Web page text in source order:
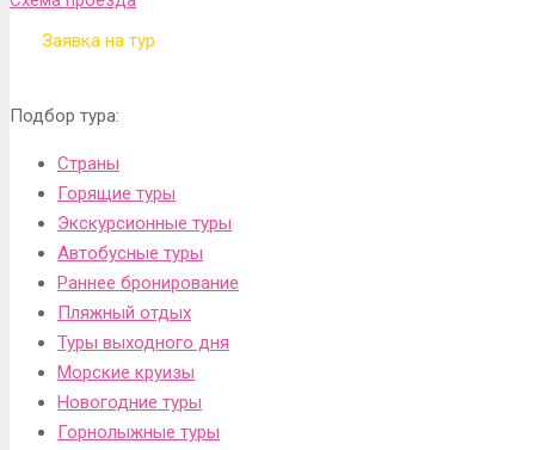
Заявка на тур
Подбор тура:
Страны
Горящие туры
Экскурсионные туры
Автобусные туры
Раннее бронирование
Пляжный отдых
Туры выходного дня
Морские круизы
Новогодние туры
Горнолыжные туры